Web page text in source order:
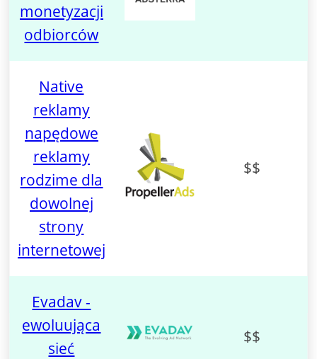
monetyzacji
odbiorców
Native
reklamy
napędowe
reklamy
rodzime dla
dowolnej
strony
internetowej
$$
Evadav -
ewoluująca
sieć
$$